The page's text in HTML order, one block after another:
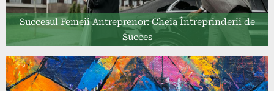
Succesul Femeii Antreprenor: Cheia Întreprinderii de
Succes